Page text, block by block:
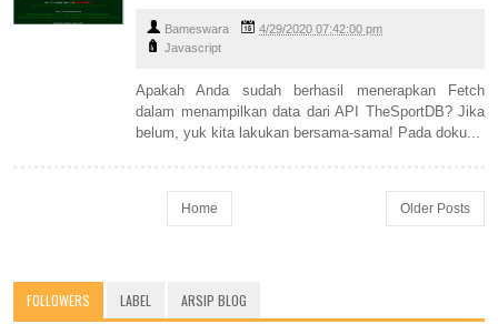
Bameswara
4/29/2020 07:42:00 pm
Javascript
Apakah Anda sudah berhasil menerapkan Fetch
dalam menampilkan data dari API TheSportDB? Jika
belum, yuk kita lakukan bersama-sama! Pada doku...
Older Posts
Home
FOLLOWERS LABEL ARSIP BLOG